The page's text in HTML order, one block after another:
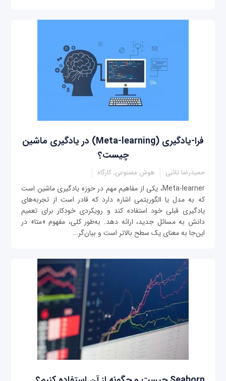
فرا-یادگیری (Meta-learning) در یادگیری ماشین
چیست؟
حمیدرضا تائبی هوش مصنوعی, کارگاه
Meta-learner، یکی از مفاهیم مهم در حوزه یادگیری ماشین است
که به مدل یا الگوریتمی اشاره دارد که قادر است از تجربه‌های
یادگیری قبلی خود استفاده کند و رویکردی خودکار برای تعمیم
دانش به مسائل جدید، ارائه دهد. به‌طور کلی، مفهوم «متا» در
این‌جا به معنای یک سطح بالاتر است و بیان‌گر...